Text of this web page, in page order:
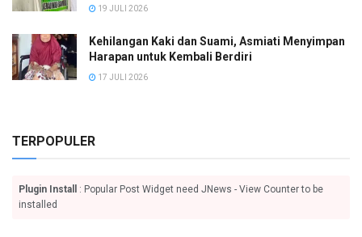
19 JULI 2026
Kehilangan Kaki dan Suami, Asmiati Menyimpan
Harapan untuk Kembali Berdiri
17 JULI 2026
TERPOPULER
Plugin Install
: Popular Post Widget need JNews - View Counter to be
installed